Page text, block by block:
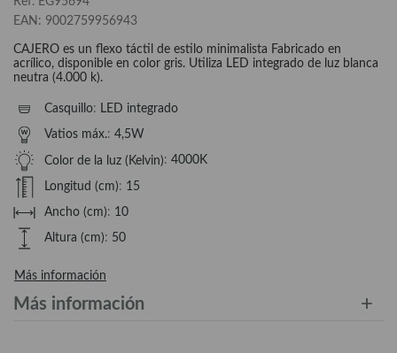
EAN: 9002759956943
CAJERO es un flexo táctil de estilo minimalista Fabricado en
acrílico, disponible en color gris. Utiliza LED integrado de luz blanca
neutra (4.000 k).
Casquillo: LED integrado
Vatios máx.: 4,5W
Color de la luz (Kelvin): 4000K
Longitud (cm): 15
Ancho (cm): 10
Altura (cm): 50
Más información
Más información